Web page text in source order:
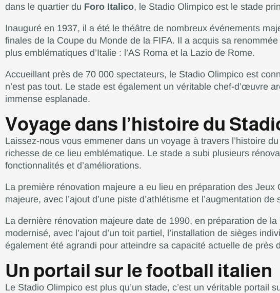
dans le quartier du Foro Italico, le Stadio Olimpico est le stade
Inauguré en 1937, il a été le théâtre de nombreux événements
finales de la Coupe du Monde de la FIFA. Il a acquis sa
plus emblématiques d’Italie : l’AS Roma et la Lazio de Rome.
Accueillant près de 70 000 spectateurs, le Stadio Olimpico est
n’est pas tout. Le stade est également un véritable chef-d’œuvre
immense esplanade.
Voyage dans l’histoire du
Laissez-nous vous emmener dans un voyage à travers l’histoire
richesse de ce lieu emblématique. Le stade a subi plusieurs
fonctionnalités et d’améliorations.
La première rénovation majeure a eu lieu en préparation des
majeure, avec l’ajout d’une piste d’athlétisme et l’augmentation
La dernière rénovation majeure date de 1990, en préparation de
modernisé, avec l’ajout d’un toit partiel, l’installation de sièges
également été agrandi pour atteindre sa capacité actuelle de près
Un portail sur le football italien
Le Stadio Olimpico est plus qu’un stade, c’est un véritable portail